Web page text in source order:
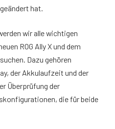
hat.
wir alle wichtigen
ROG Ally X und dem
Dazu gehören
der Akkulaufzeit und der
Überprüfung der
die für beide